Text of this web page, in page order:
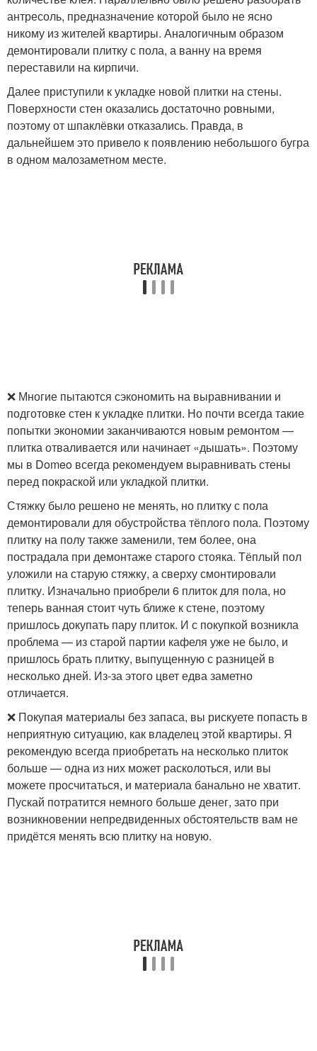
антресоль, предназначение которой было не ясно
никому из жителей квартиры. Аналогичным образом
демонтировали плитку с пола, а ванну на время
переставили на кирпичи.
Далее приступили к укладке новой плитки на стены.
Поверхности стен оказались достаточно ровными,
поэтому от шпаклёвки отказались. Правда, в
дальнейшем это привело к появлению небольшого бугра
в одном малозаметном месте.
❌ Многие пытаются сэкономить на выравнивании и
подготовке стен к укладке плитки. Но почти всегда такие
попытки экономии заканчиваются новым ремонтом —
плитка отваливается или начинает «дышать». Поэтому
мы в Domeo всегда рекомендуем выравнивать стены
перед покраской или укладкой плитки.
Стяжку было решено не менять, но плитку с пола
демонтировали для обустройства тёплого пола. Поэтому
плитку на полу также заменили, тем более, она
пострадала при демонтаже старого стояка. Тёплый пол
уложили на старую стяжку, а сверху смонтировали
плитку. Изначально приобрели 6 плиток для пола, но
теперь ванная стоит чуть ближе к стене, поэтому
пришлось докупать пару плиток. И с покупкой возникла
проблема — из старой партии кафеля уже не было, и
пришлось брать плитку, выпущенную с разницей в
несколько дней. Из-за этого цвет едва заметно
отличается.
❌ Покупая материалы без запаса, вы рискуете попасть в
неприятную ситуацию, как владелец этой квартиры. Я
рекомендую всегда приобретать на несколько плиток
больше — одна из них может расколоться, или вы
можете просчитаться, и материала банально не хватит.
Пускай потратится немного больше денег, зато при
возникновении непредвиденных обстоятельств вам не
придётся менять всю плитку на новую.